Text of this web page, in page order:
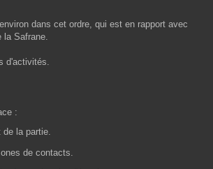
dans cet ordre, qui est en rapport avec
la Safrane.
d'activités.
:
de la partie.
de contacts.